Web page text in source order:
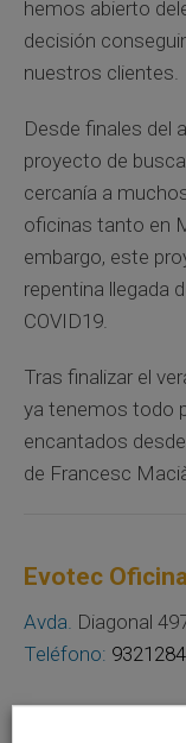
hemos abierto
decisión
nuestros clientes.
Desde finales del
proyecto de
cercanía a
oficinas tanto en
embargo, este
repentina llegada
COVID19.
Tras finalizar el
ya tenemos todo
encantados
de Francesc
Evotec
Avda. Diagonal
Teléfono: